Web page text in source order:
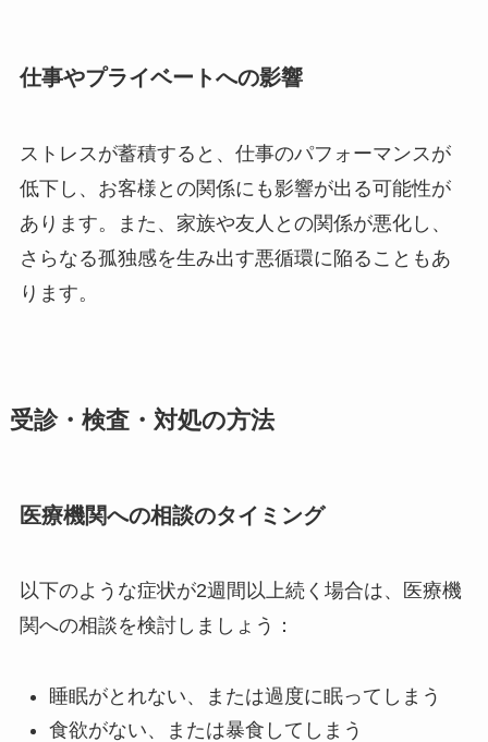
仕事やプライベートへの影響
ストレスが蓄積すると、仕事のパフォーマンスが
低下し、お客様との関係にも影響が出る可能性が
あります。また、家族や友人との関係が悪化し、
さらなる孤独感を生み出す悪循環に陥ることもあ
ります。
受診・検査・対処の方法
医療機関への相談のタイミング
以下のような症状が2週間以上続く場合は、医療機
関への相談を検討しましょう：
睡眠がとれない、または過度に眠ってしまう
食欲がない、または暴食してしまう